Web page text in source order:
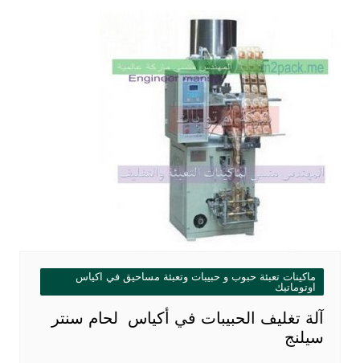
ماكينات تعبئة حبوب و حبيبات وتعبئة مساحيق في اكياس
اوتوماتيك
آلة تغليف الحبيبات في أكياس لحام سنتر
سيلنج